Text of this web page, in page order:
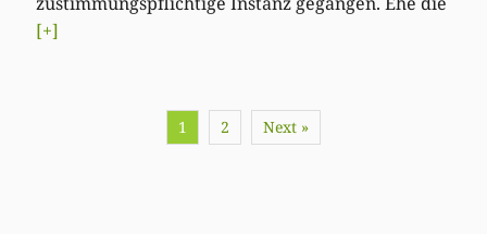
[+]
1 2 Next »